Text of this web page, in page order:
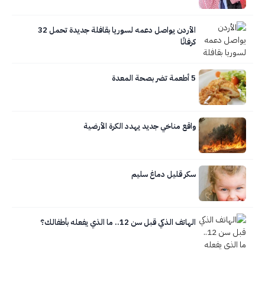
الأردن يواصل دعمه لسوريا بقافلة جديدة تحمل 32
كرفانًا
5 أطعمة تضر بصحة المعدة
واقع مناخي جديد يهدد الكرة الأرضية
سكر قليل دماغ سليم
الهاتف الذكي قبل سن 12.. ما الذي يفعله بأطفالك؟